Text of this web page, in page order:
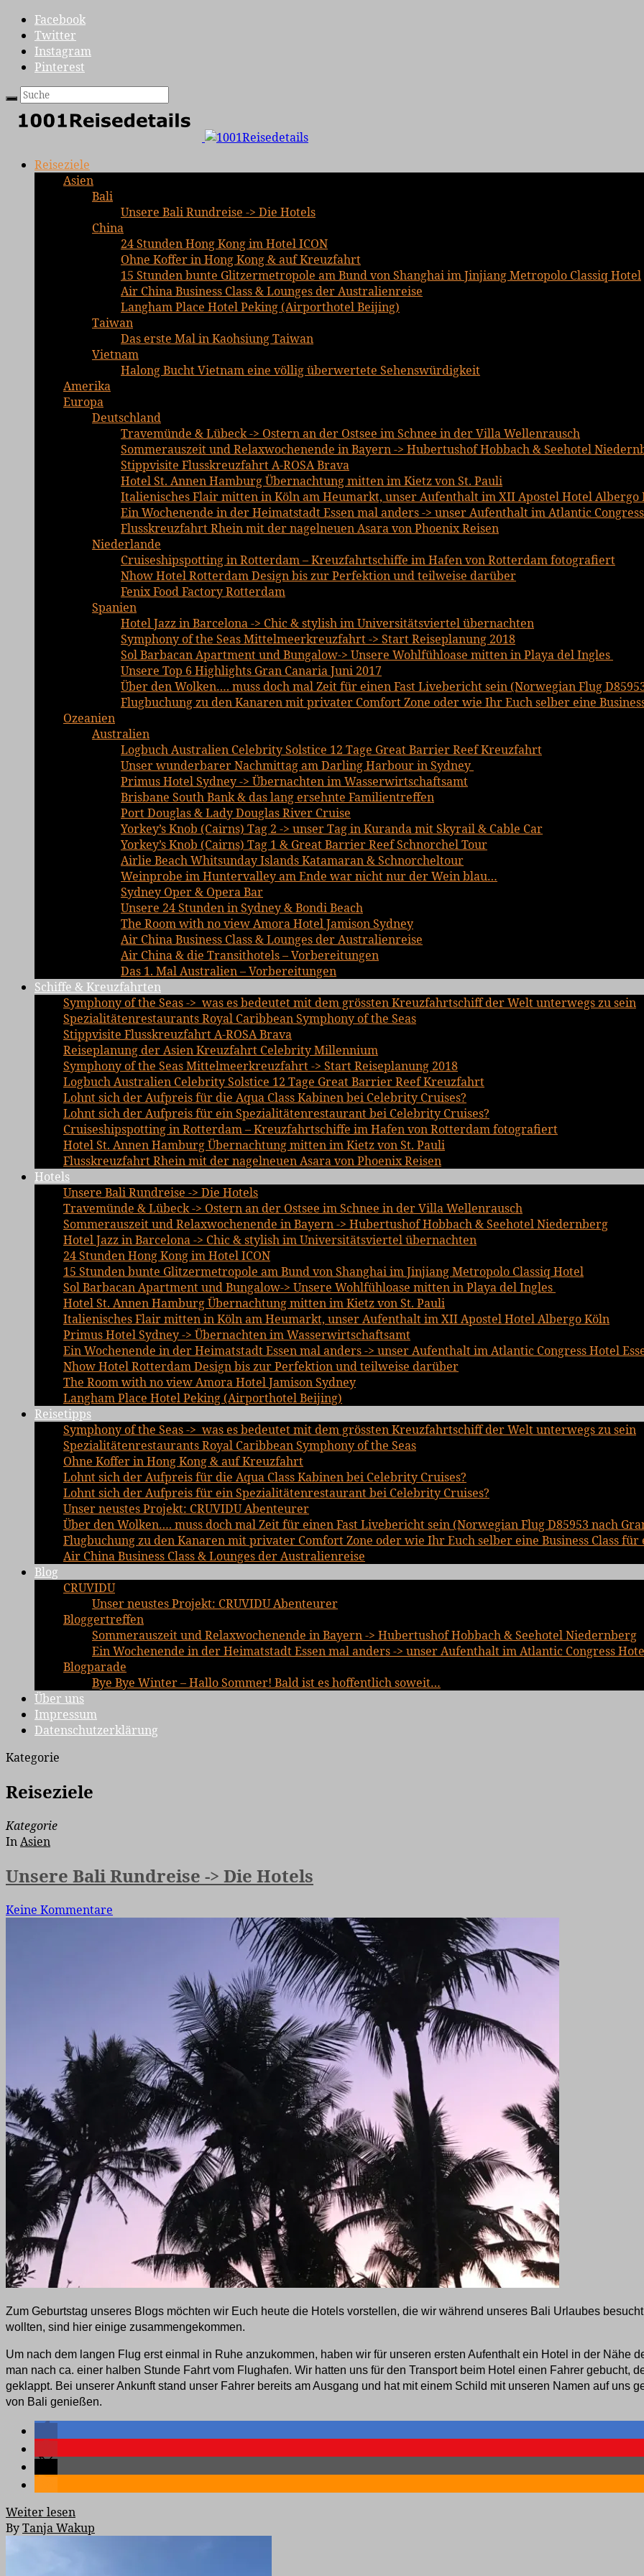
Facebook
Twitter
Instagram
Pinterest
Reiseziele
Asien
Bali
Unsere Bali Rundreise -> Die Hotels
China
24 Stunden Hong Kong im Hotel ICON
Ohne Koffer in Hong Kong & auf Kreuzfahrt
15 Stunden bunte Glitzermetropole am Bund von Shanghai im Jinjiang Metropolo Classiq Hotel
Air China Business Class & Lounges der Australienreise
Langham Place Hotel Peking (Airporthotel Beijing)
Taiwan
Das erste Mal in Kaohsiung Taiwan
Vietnam
Halong Bucht Vietnam eine völlig überwertete Sehenswürdigkeit
Amerika
Europa
Deutschland
Travemünde & Lübeck -> Ostern an der Ostsee im Schnee in der Villa Wellenrausch
Sommerauszeit und Relaxwochenende in Bayern -> Hubertushof Hobbach & Seehotel
Stippvisite Flusskreuzfahrt A-ROSA Brava
Hotel St. Annen Hamburg Übernachtung mitten im Kietz von St. Pauli
Italienisches Flair mitten in Köln am Heumarkt, unser Aufenthalt im XII Apostel Hotel Albergo
Ein Wochenende in der Heimatstadt Essen mal anders -> unser Aufenthalt im Atlantic
Flusskreuzfahrt Rhein mit der nagelneuen Asara von Phoenix Reisen
Niederlande
Cruiseshipspotting in Rotterdam – Kreuzfahrtschiffe im Hafen von Rotterdam fotografiert
Nhow Hotel Rotterdam Design bis zur Perfektion und teilweise darüber
Fenix Food Factory Rotterdam
Spanien
Hotel Jazz in Barcelona -> Chic & stylish im Universitätsviertel übernachten
Symphony of the Seas Mittelmeerkreuzfahrt -> Start Reiseplanung 2018
Sol Barbacan Apartment und Bungalow-> Unsere Wohlfühloase mitten in Playa del Ingles
Unsere Top 6 Highlights Gran Canaria Juni 2017
Über den Wolken…. muss doch mal Zeit für einen Fast Livebericht sein (Norwegian Flug
Flugbuchung zu den Kanaren mit privater Comfort Zone oder wie Ihr Euch selber eine
Ozeanien
Australien
Logbuch Australien Celebrity Solstice 12 Tage Great Barrier Reef Kreuzfahrt
Unser wunderbarer Nachmittag am Darling Harbour in Sydney
Primus Hotel Sydney -> Übernachten im Wasserwirtschaftsamt
Brisbane South Bank & das lang ersehnte Familientreffen
Port Douglas & Lady Douglas River Cruise
Yorkey’s Knob (Cairns) Tag 2 -> unser Tag in Kuranda mit Skyrail & Cable Car
Yorkey’s Knob (Cairns) Tag 1 & Great Barrier Reef Schnorchel Tour
Airlie Beach Whitsunday Islands Katamaran & Schnorcheltour
Weinprobe im Huntervalley am Ende war nicht nur der Wein blau…
Sydney Oper & Opera Bar
Unsere 24 Stunden in Sydney & Bondi Beach
The Room with no view Amora Hotel Jamison Sydney
Air China Business Class & Lounges der Australienreise
Air China & die Transithotels – Vorbereitungen
Das 1. Mal Australien – Vorbereitungen
Schiffe & Kreuzfahrten
Symphony of the Seas -> was es bedeutet mit dem grössten Kreuzfahrtschiff der Welt unterwegs zu sein
Spezialitätenrestaurants Royal Caribbean Symphony of the Seas
Stippvisite Flusskreuzfahrt A-ROSA Brava
Reiseplanung der Asien Kreuzfahrt Celebrity Millennium
Symphony of the Seas Mittelmeerkreuzfahrt -> Start Reiseplanung 2018
Logbuch Australien Celebrity Solstice 12 Tage Great Barrier Reef Kreuzfahrt
Lohnt sich der Aufpreis für die Aqua Class Kabinen bei Celebrity Cruises?
Lohnt sich der Aufpreis für ein Spezialitätenrestaurant bei Celebrity Cruises?
Cruiseshipspotting in Rotterdam – Kreuzfahrtschiffe im Hafen von Rotterdam fotografiert
Hotel St. Annen Hamburg Übernachtung mitten im Kietz von St. Pauli
Flusskreuzfahrt Rhein mit der nagelneuen Asara von Phoenix Reisen
Hotels
Unsere Bali Rundreise -> Die Hotels
Travemünde & Lübeck -> Ostern an der Ostsee im Schnee in der Villa Wellenrausch
Sommerauszeit und Relaxwochenende in Bayern -> Hubertushof Hobbach & Seehotel Niedernberg
Hotel Jazz in Barcelona -> Chic & stylish im Universitätsviertel übernachten
24 Stunden Hong Kong im Hotel ICON
15 Stunden bunte Glitzermetropole am Bund von Shanghai im Jinjiang Metropolo Classiq Hotel
Sol Barbacan Apartment und Bungalow-> Unsere Wohlfühloase mitten in Playa del Ingles
Hotel St. Annen Hamburg Übernachtung mitten im Kietz von St. Pauli
Italienisches Flair mitten in Köln am Heumarkt, unser Aufenthalt im XII Apostel Hotel Albergo Köln
Primus Hotel Sydney -> Übernachten im Wasserwirtschaftsamt
Ein Wochenende in der Heimatstadt Essen mal anders -> unser Aufenthalt im Atlantic Congress Hotel
Nhow Hotel Rotterdam Design bis zur Perfektion und teilweise darüber
The Room with no view Amora Hotel Jamison Sydney
Langham Place Hotel Peking (Airporthotel Beijing)
Reisetipps
Symphony of the Seas -> was es bedeutet mit dem grössten Kreuzfahrtschiff der Welt unterwegs zu sein
Spezialitätenrestaurants Royal Caribbean Symphony of the Seas
Ohne Koffer in Hong Kong & auf Kreuzfahrt
Lohnt sich der Aufpreis für die Aqua Class Kabinen bei Celebrity Cruises?
Lohnt sich der Aufpreis für ein Spezialitätenrestaurant bei Celebrity Cruises?
Unser neustes Projekt: CRUVIDU Abenteurer
Über den Wolken…. muss doch mal Zeit für einen Fast Livebericht sein (Norwegian Flug D85953 nach
Flugbuchung zu den Kanaren mit privater Comfort Zone oder wie Ihr Euch selber eine Business Class
Air China Business Class & Lounges der Australienreise
Blog
CRUVIDU
Unser neustes Projekt: CRUVIDU Abenteurer
Bloggertreffen
Sommerauszeit und Relaxwochenende in Bayern -> Hubertushof Hobbach & Seehotel Niedernberg
Ein Wochenende in der Heimatstadt Essen mal anders -> unser Aufenthalt im Atlantic Congress
Blogparade
Bye Bye Winter – Hallo Sommer! Bald ist es hoffentlich soweit…
Über uns
Impressum
Datenschutzerklärung
Kategorie
Reiseziele
Kategorie
InAsien
Unsere Bali Rundreise -> Die Hotels
Keine Kommentare
Zum Geburtstag unseres Blogs möchten wir Euch heute die Hotels vorstellen, die wir während unseres Bali Urlaubes
wollten, sind hier einige zusammengekommen.
Um nach dem langen Flug erst einmal in Ruhe anzukommen, haben wir für unseren ersten Aufenthalt ein Hotel in der Nähe
man nach ca. einer halben Stunde Fahrt vom Flughafen. Wir hatten uns für den Transport beim Hotel einen Fahrer gebucht,
geklappt. Bei unserer Ankunft stand unser Fahrer bereits am Ausgang und hat mit einem Schild mit unseren Namen auf uns
von Bali genießen.
Weiter lesen
ByTanja Wakup